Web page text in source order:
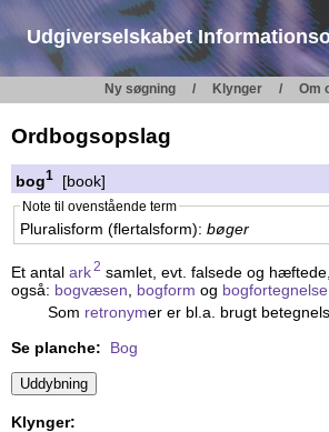
Udgiverselskabet
Ny søgning Klynger Om
Ordbogsopslag
bog1 [book]
Note til ovenstående term
Pluralisform (flertalsform): bøger
Et antal ark2 samlet, evt. falsede og
også: bogvæsen bogform og bogfortegnelse
Som retronymer er bl.a. brugt
Se planche:
Bog
Klynger: